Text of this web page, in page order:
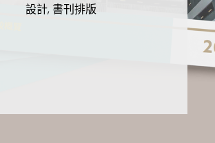
設計, 書刊排版